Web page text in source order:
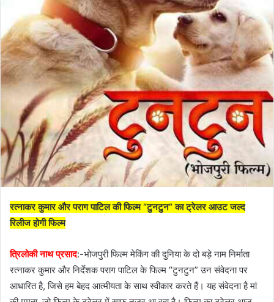
रत्नाकर कुमार और पराग पाटिल की फिल्म “टुनटुन” का ट्रेलर आउट जल्द
रिलीज होगी फिल्म
त्रिलोकी नाथ प्रसाद:-भोजपुरी फिल्म मेकिंग की दुनिया के दो बड़े नाम निर्माता
रत्नाकर कुमार और निर्देशक पराग पाटिल के फिल्म “टुनटुन” उन संवेदना पर
आधारित है, जिसे हम बेहद आत्मीयता के साथ स्वीकार करते हैं। यह संवेदना है मां